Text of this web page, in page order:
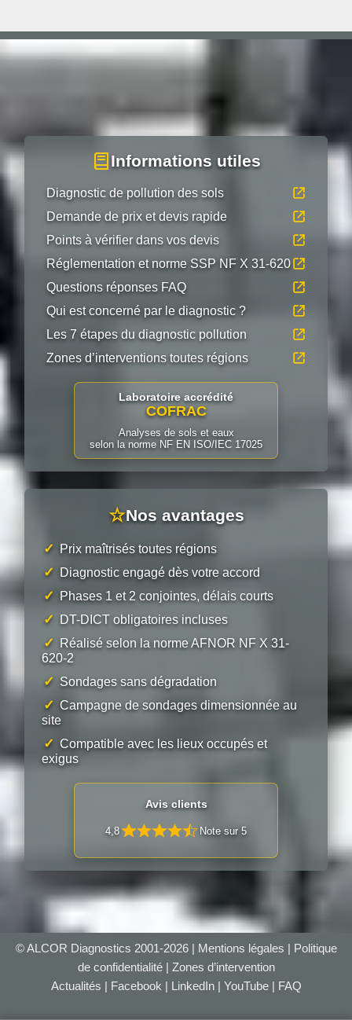
Informations utiles
Diagnostic de pollution des sols
Demande de prix et devis rapide
Points à vérifier dans vos devis
Réglementation et norme SSP NF X 31-620
Questions réponses FAQ
Qui est concerné par le diagnostic ?
Les 7 étapes du diagnostic pollution
Zones d’interventions toutes régions
Laboratoire accrédité
COFRAC
Analyses de sols et eaux
selon la norme NF EN ISO/IEC 17025
☆Nos avantages
✓ Prix maîtrisés toutes régions
✓ Diagnostic engagé dès votre accord
✓ Phases 1 et 2 conjointes, délais courts
✓ DT-DICT obligatoires incluses
✓
Réalisé selon la norme AFNOR NF X 31-
620-2
✓ Sondages sans dégradation
✓ Campagne de sondages dimensionnée au
site
✓ Compatible avec les lieux occupés et
exigus
Avis clients
4,8 Note sur 5
© ALCOR Diagnostics 2001-2026 | Mentions légales | Politique
de confidentialité| Zones d’intervention
Actualités | Facebook | LinkedIn| YouTube| FAQ